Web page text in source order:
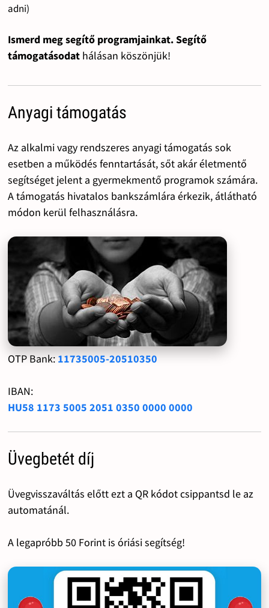
adni)
Ismerd meg segítő programjainkat. Segítő
támogatásodat hálásan köszönjük!
Anyagi támogatás
Az alkalmi vagy rendszeres anyagi támogatás sok
esetben a működés fenntartását, sőt akár életmentő
segítséget jelent a gyermekmentő programok számára.
A támogatás hivatalos bankszámlára érkezik, átlátható
módon kerül felhasználásra.
OTP Bank: 11735005-20510350
IBAN:
HU58 1173 5005 2051 0350 0000 0000
Üvegbetét díj
Üvegvisszaváltás előtt ezt a QR kódot csippantsd le az
automatánál.
A legapróbb 50 Forint is óriási segítség!